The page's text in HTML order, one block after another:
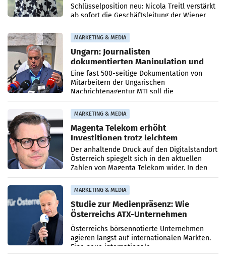
Schlüsselposition neu: Nicola Treitl verstärkt
ab sofort die Geschäftsleitung der Wiener
PR-Agentur an der Seite von Josef Kalina und
Anna Kalina-Mahr.
MARKETING & MEDIA
Ungarn: Journalisten
dokumentierten Manipulation und
Zensur
Eine fast 500-seitige Dokumentation von
Mitarbeitern der Ungarischen
Nachrichtenagentur MTI soll die
systematische Nachrichten-Manipulation und
Zensur bei der Agentur während der Zeit
MARKETING & MEDIA
Magenta Telekom erhöht
Investitionen trotz leichtem
Umsatzrückgang
Der anhaltende Druck auf den Digitalstandort
Österreich spiegelt sich in den aktuellen
Zahlen von Magenta Telekom wider. In den
ersten sechs Monaten des laufenden Jahres
verzeichnete
MARKETING & MEDIA
Studie zur Medienpräsenz: Wie
Österreichs ATX-Unternehmen
international wahrgenommen
werden
Österreichs börsennotierte Unternehmen
agieren längst auf internationalen Märkten.
Eine neue internationale
Medienresonanzanalyse untersucht die